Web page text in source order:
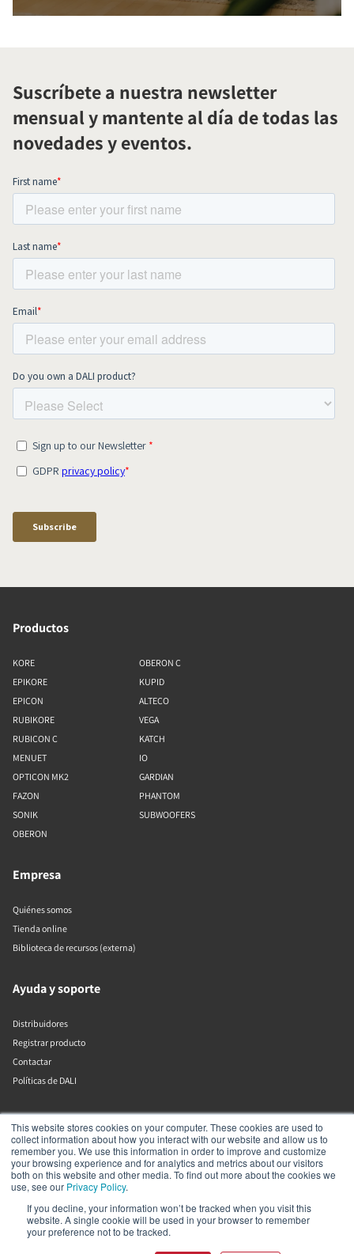
This website stores cookies on your computer. These cookies are used to
collect information about how you interact with our website and allow us to
remember you. We use this information in order to improve and customize
your browsing experience and for analytics and metrics about our visitors
both on this website and other media. To find out more about the cookies we
use, see our Privacy Policy.
If you decline, your information won’t be tracked when you visit this
website. A single cookie will be used in your browser to remember
your preference not to be tracked.
Suscríbete a nuestra newsletter
mensual y mantente al día de todas las
novedades y eventos.
Productos
KORE
EPIKORE
EPICON
RUBIKORE
RUBICON C
MENUET
OPTICON MK2
FAZON
SONIK
OBERON
OBERON C
KUPID
ALTECO
VEGA
KATCH
IO
GARDIAN
PHANTOM
SUBWOOFERS
Empresa
Quiénes somos
Tienda online
Biblioteca de recursos (externa)
Ayuda y soporte
Distribuidores
Registrar producto
Contactar
Políticas de DALI
DALI A/S
Dali Allé 1
Nørager
Nordjylland
9610
Dinamarca
+45 9672 1155